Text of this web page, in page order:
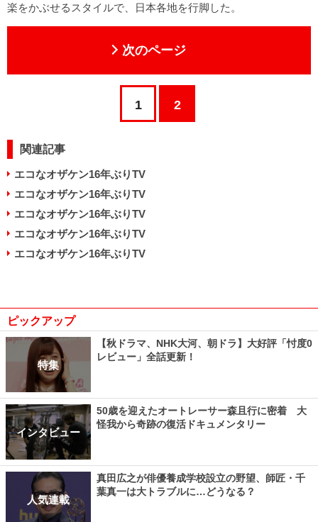
楽をかぶせるスタイルで、日本各地を行脚した。
次のページ
1 2
関連記事
エコなオザケン16年ぶりTV
エコなオザケン16年ぶりTV
エコなオザケン16年ぶりTV
エコなオザケン16年ぶりTV
エコなオザケン16年ぶりTV
ピックアップ
特集
【秋ドラマ、NHK大河、朝ドラ】大好評「忖度0
レビュー」全話更新！
インタビュー
50歳を迎えたオートレーサー森且行に密着 大
怪我から奇跡の復活ドキュメンタリー
人気連載
真田広之が俳優養成学校設立の野望、師匠・千
葉真一は大トラブルに…どうなる？